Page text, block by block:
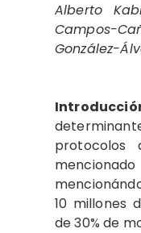
Alberto
Campos-
González-
protocolos
10 millones
de 30% de